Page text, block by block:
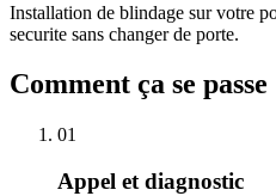
Installation de blindage sur votre
securite sans changer de porte.
Comment ça se passe
01
Appel et diagnostic